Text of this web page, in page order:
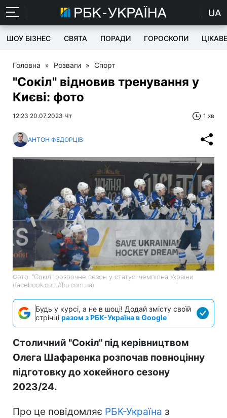
UA
ШОУ БІЗНЕС СВЯТА ПОРАДИ ГОРОСКОПИ ЦІКАВЕ
Головна » Розваги » Спорт
"Сокіл" відновив тренування у
Києві: фото
12:23 20.07.2023 Чт 1 хв
АНТОН ФЕДОРЦІВ
Фото: "Сокіл" розпочне сезон у статусі чемпіона України
(facebook.com/fhu.com.ua)
Будь у курсі, а не в шоці! Додай змісту своїй
стрічці разом з РБК-Україна в Google
Столичний "Сокіл" під керівництвом
Олега Шафаренка розпочав повноцінну
підготовку до хокейного сезону
2023/24.
Про це повідомляє РБК-Україна з